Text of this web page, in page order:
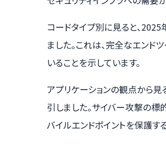
コードタイプ別に見ると、
ました。これは、完全なエンド
いることを示しています。
アプリケーションの観点から見
引しました。サイバー攻撃の標
バイルエンドポイントを保護